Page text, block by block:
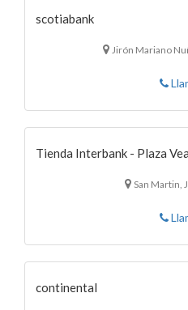
scotiabank
Jirón Mariano
Tienda Interbank - Plaza
San Martin,
continental